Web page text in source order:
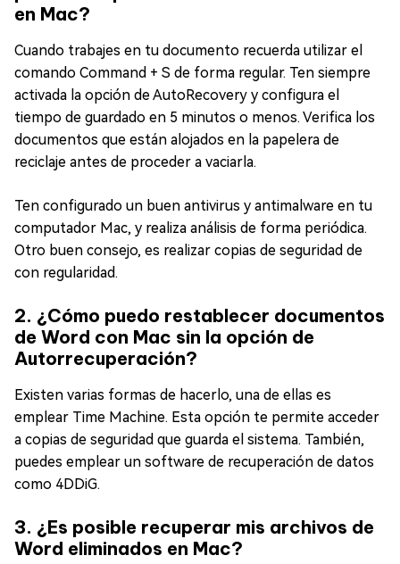
en Mac?
Cuando trabajes en tu documento recuerda utilizar el
comando Command + S de forma regular. Ten siempre
activada la opción de AutoRecovery y configura el
tiempo de guardado en 5 minutos o menos. Verifica los
documentos que están alojados en la papelera de
reciclaje antes de proceder a vaciarla.
Ten configurado un buen antivirus y antimalware en tu
computador Mac, y realiza análisis de forma periódica.
Otro buen consejo, es realizar copias de seguridad de
con regularidad.
2. ¿Cómo puedo restablecer documentos
de Word con Mac sin la opción de
Autorrecuperación?
Existen varias formas de hacerlo, una de ellas es
emplear Time Machine. Esta opción te permite acceder
a copias de seguridad que guarda el sistema. También,
puedes emplear un software de recuperación de datos
como 4DDiG.
3. ¿Es posible recuperar mis archivos de
Word eliminados en Mac?